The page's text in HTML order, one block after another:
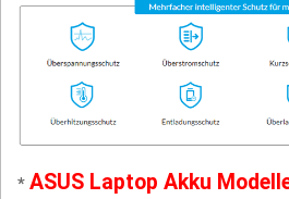
* ASUS Laptop Akku